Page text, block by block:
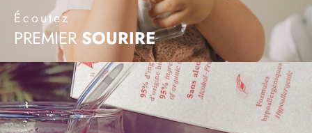
Écoutez
PREMIER SOURIRE